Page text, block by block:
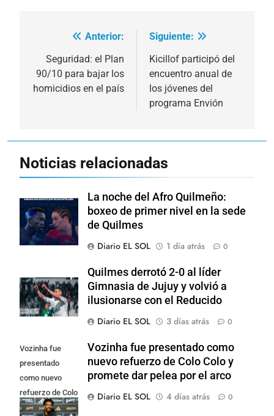
Navegación
de
entradas
Anterior:
Seguridad: el Plan
90/10 para bajar los
homicidios en el país
Siguiente:
Kicillof participó del
encuentro anual de
los jóvenes del
programa Envión
Noticias relacionadas
La noche del Afro Quilmeño:
boxeo de primer nivel en la sede
de Quilmes
Diario EL SOL
1 día atrás 0
Quilmes derrotó 2-0 al líder
Gimnasia de Jujuy y volvió a
ilusionarse con el Reducido
Diario EL SOL
3 días atrás 0
Vozinha fue
presentado
como nuevo
refuerzo de Colo
Colo y promete
Vozinha fue presentado como
nuevo refuerzo de Colo Colo y
promete dar pelea por el arco
Diario EL SOL
4 días atrás 0